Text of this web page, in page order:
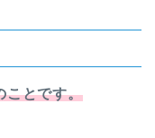
ことです。